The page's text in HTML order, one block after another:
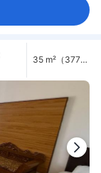
35 m²（377